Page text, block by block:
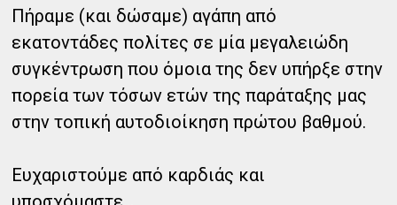
Πήραμε (και δώσαμε) αγάπη από
εκατοντάδες πολίτες σε μία μεγαλειώδη
συγκέντρωση που όμοια της δεν υπήρξε στην
πορεία των τόσων ετών της παράταξης μας
στην τοπική αυτοδιοίκηση πρώτου βαθμού.
Ευχαριστούμε από καρδιάς και